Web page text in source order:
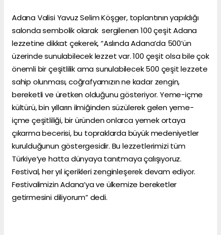
Adana Valisi Yavuz Selim Köşger, toplantının yapıldığı
salonda sembolik olarak sergilenen 100 çeşit Adana
lezzetine dikkat çekerek, “Aslında Adana’da 500’ün
üzerinde sunulabilecek lezzet var. 100 çeşit olsa bile çok
önemli bir çeşitlilik ama sunulabilecek 500 çeşit lezzete
sahip olunması, coğrafyamızın ne kadar zengin,
bereketli ve üretken olduğunu gösteriyor. Yeme-içme
kültürü, bin yılların ilmiğinden süzülerek gelen yeme-
içme çeşitliliği, bir üründen onlarca yemek ortaya
çıkarma becerisi, bu topraklarda büyük medeniyetler
kurulduğunun göstergesidir. Bu lezzetlerimizi tüm
Türkiye’ye hatta dünyaya tanıtmaya çalışıyoruz.
Festival, her yıl içerikleri zenginleşerek devam ediyor.
Festivalimizin Adana’ya ve ülkemize bereketler
getirmesini diliyorum” dedi.